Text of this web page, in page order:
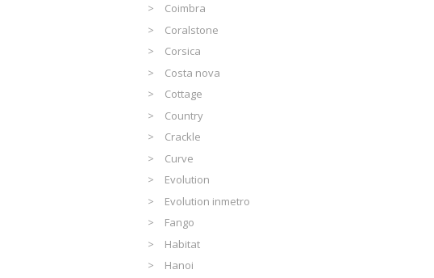
Coimbra
Coralstone
Corsica
Costa nova
Cottage
Country
Crackle
Curve
Evolution
Evolution inmetro
Fango
Habitat
Hanoi